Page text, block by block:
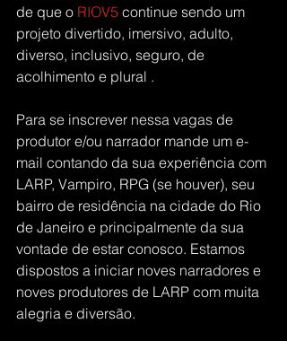
de que o RIOV5 continue sendo um
projeto divertido, imersivo, adulto,
diverso, inclusivo, seguro, de
acolhimento e plural .
Para se inscrever nessa vagas de
produtor e/ou narrador mande um e-
mail contando da sua experiência com
LARP, Vampiro, RPG (se houver), seu
bairro de residência na cidade do Rio
de Janeiro e principalmente da sua
vontade de estar conosco. Estamos
dispostos a iniciar noves narradores e
noves produtores de LARP com muita
alegria e diversão.